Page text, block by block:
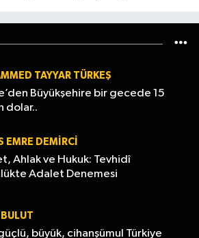
TAYYAR TÜRKEŞ
Büyükşehire bir gecede 15
dolar..
EMRE DEMIRCI
Ahlak ve Hukuk: Tevhidî
Adalet Denemesi
büyük, cihanşümul Türkiye